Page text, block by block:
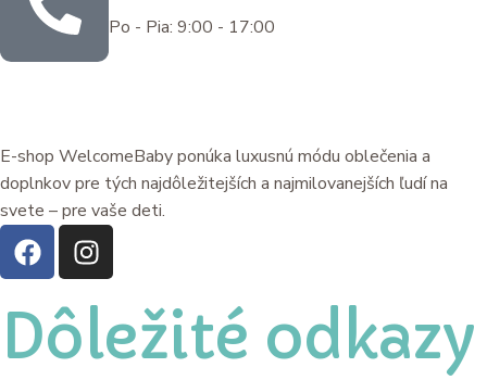
Po - Pia: 9:00 - 17:00
E-shop WelcomeBaby ponúka luxusnú módu oblečenia a
doplnkov pre tých najdôležitejších a najmilovanejších ľudí na
svete – pre vaše deti.
Dôležité odkazy